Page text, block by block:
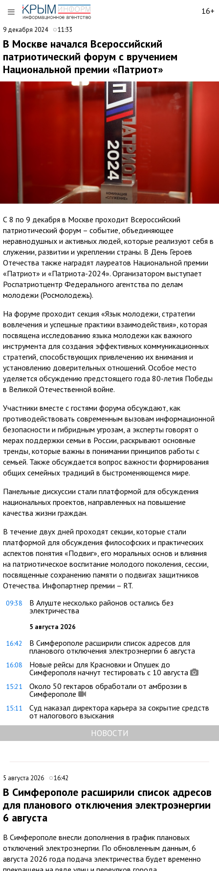
16+
9 декабря 2024 11:33
В Москве начался Всероссийский
патриотический форум с вручением
Национальной премии «Патриот»
С 8 по 9 декабря в Москве проходит Всероссийский
патриотический форум – событие, объединяющее
неравнодушных и активных людей, которые реализуют себя в
служении, развитии и укреплении страны. В День Героев
Отечества также наградят лауреатов Национальной премии
«Патриот» и «Патриота-2024». Организатором выступает
Роспатриотцентр Федерального агентства по делам
молодежи (Росмолодежь).
На форуме проходит секция «Язык молодежи, стратегии
вовлечения и успешные практики взаимодействия», которая
посвящена исследованию языка молодежи как важного
инструмента для создания эффективных коммуникационных
стратегий, способствующих привлечению их внимания и
установлению доверительных отношений. Особое место
уделяется обсуждению предстоящего года 80-летия Победы
в Великой Отечественной войне.
Участники вместе с гостями форума обсуждают, как
противодействовать современным вызовам информационной
безопасности и гибридным угрозам, а эксперты говорят о
мерах поддержки семьи в России, раскрывают основные
тренды, которые важны в понимании принципов работы с
семьей. Также обсуждается вопрос важности формирования
общих семейных традиций в быстроменяющемся мире.
Панельные дискуссии стали платформой для обсуждения
национальных проектов, направленных на повышение
качества жизни граждан.
В течение двух дней проходят секции, которые стали
платформой для обсуждения философских и практических
аспектов понятия «Подвиг», его моральных основ и влияния
на патриотическое воспитание молодого поколения, сессии,
посвященные сохранению памяти о подвигах защитников
Отечества. Инфопартнер премии – RT.
09:38
В Алуште несколько районов остались без
электричества
5 августа 2026
16:42
В Симферополе расширили список адресов для
планового отключения электроэнергии 6 августа
16:08
Новые рейсы для Красновки и Опушек до
Симферополя начнут тестировать с 10 августа
15:21
Около 50 гектаров обработали от амброзии в
Симферополе
15:11
Суд наказал директора карьера за сокрытие средств
от налогового взыскания
НОВОСТИ
5 августа 2026 16:42
В Симферополе расширили список адресов
для планового отключения электроэнергии
6 августа
В Симферополе внесли дополнения в график плановых
отключений электроэнергии. По обновленным данным, 6
августа 2026 года подача электричества будет временно